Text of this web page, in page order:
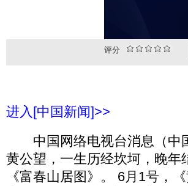
评分
进入[中国新闻]>>
中国网络电视台消息（中
黄公望，一生历经坎坷，晚
《富春山居图》。 6月1号，